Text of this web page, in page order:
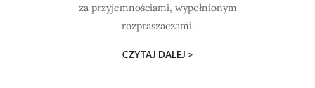
za przyjemnościami, wypełnionym
rozpraszaczami.
CZYTAJ DALEJ >